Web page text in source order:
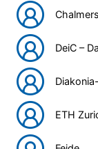
Chalmers
DeiC –
ETH